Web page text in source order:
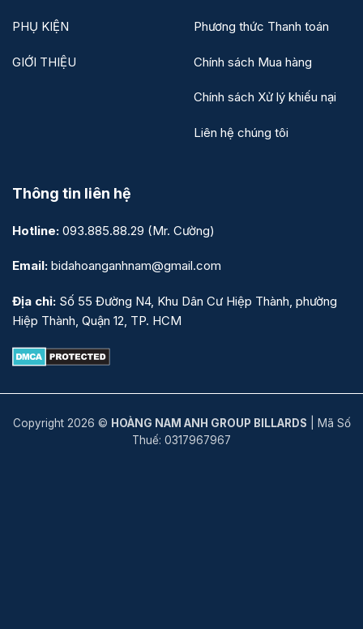
PHỤ KIỆN
GIỚI THIỆU
Phương thức Thanh toán
Chính sách Mua hàng
Chính sách Xử lý khiếu nại
Liên hệ chúng tôi
Thông tin liên hệ
Hotline: 093.885.88.29 (Mr. Cường)
Email: bidahoanganhnam@gmail.com
Địa chỉ: Số 55 Đường N4, Khu Dân Cư Hiệp Thành, phường
Hiệp Thành, Quận 12, TP. HCM
Copyright 2026 © HOÀNG NAM ANH GROUP BILLARDS | Mã Số
Thuế: 0317967967